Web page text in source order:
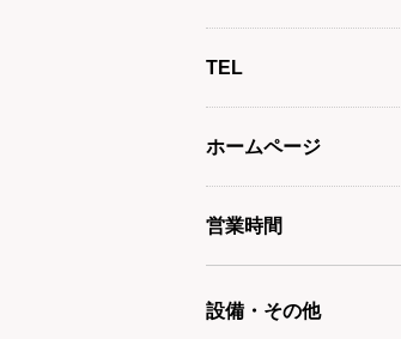
TEL
ホームページ
営業時間
設備・その他